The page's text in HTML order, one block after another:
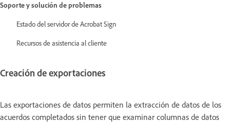
Soporte y solución de problemas
Estado del servidor de Acrobat Sign
Recursos de asistencia al cliente
Creación de exportaciones
Las exportaciones de datos permiten la extracción de datos de los
acuerdos completados sin tener que examinar columnas de datos